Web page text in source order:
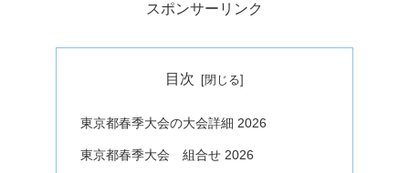
スポンサーリンク
目次
東京都春季大会の大会詳細 2026
東京都春季大会 組合せ 2026